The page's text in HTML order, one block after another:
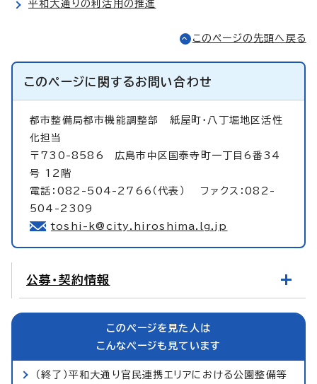
平和大通りの利活用の推進
このページの先頭へ戻る
このページに関するお問い合わせ
都市整備局都市機能調整部 紙屋町・八丁堀地区活性
化担当
〒730-8586 広島市中区国泰寺町一丁目6番34
号 12階
電話：082-504-2766（代表） ファクス：082-
504-2309
toshi-k@city.hiroshima.lg.jp
公募・契約情報
このページを見た人は
こんなページも見ています
（終了）平和大通り官民連携エリアにおける公園整備等